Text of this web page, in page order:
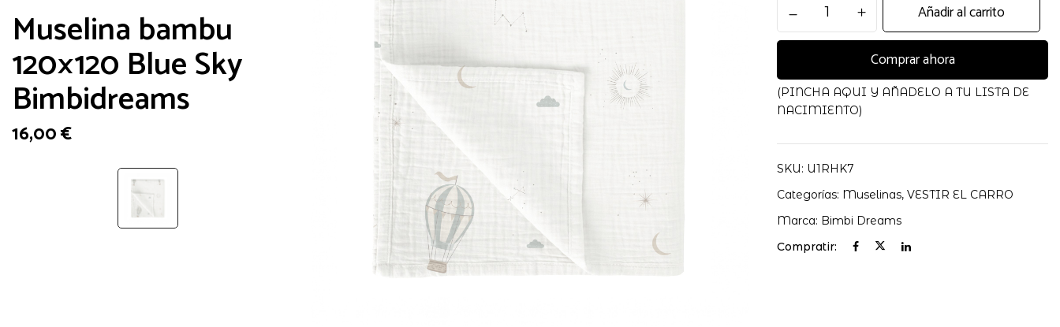
Muselina bambu
120×120 Blue Sky
Bimbidreams
16,00€
bambu
120x120
Sky
Bimbidreams
cantidad
Añadir al carrito
Comprar ahora
(PINCHA AQUI Y AÑADELO A TU LISTA DE
NACIMIENTO)
SKU: U1RHK7
Categorías: Muselinas,VESTIR EL CARRO
Marca: Bimbi Dreams
Compratir: